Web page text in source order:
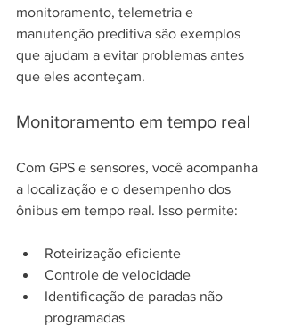
monitoramento, telemetria e
manutenção preditiva são exemplos
que ajudam a evitar problemas antes
que eles aconteçam.
Monitoramento em tempo real
Com GPS e sensores, você acompanha
a localização e o desempenho dos
ônibus em tempo real. Isso permite:
Roteirização eficiente
Controle de velocidade
Identificação de paradas não
programadas